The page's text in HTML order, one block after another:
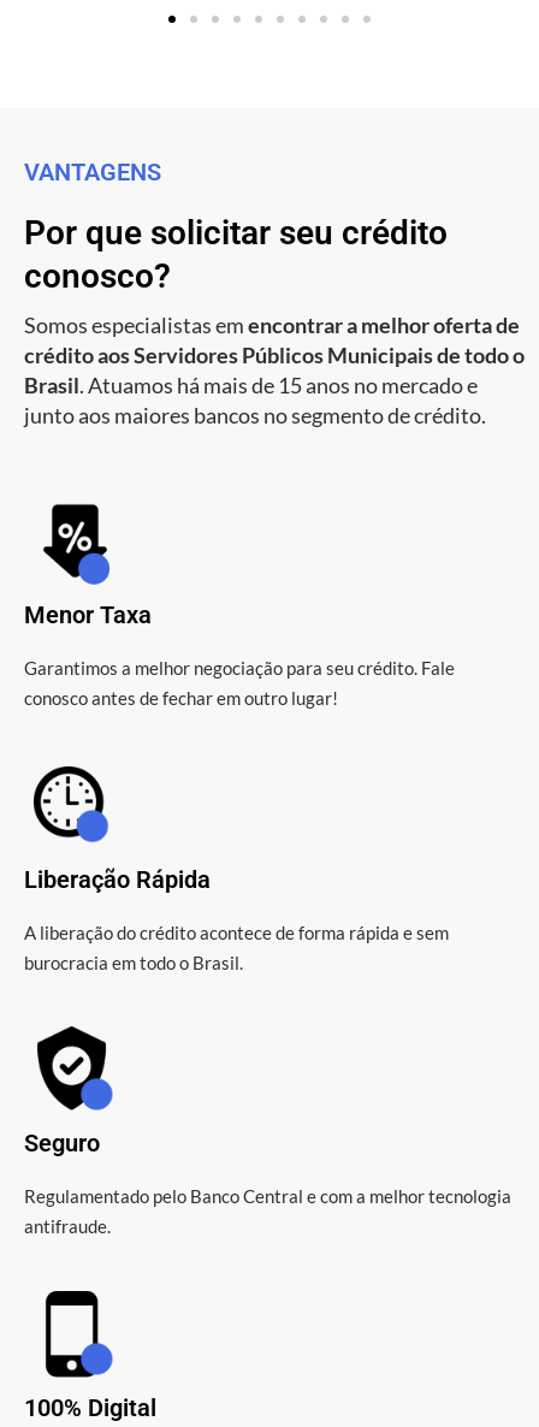
VANTAGENS
Por que solicitar seu crédito
conosco?
Somos especialistas emencontrar a melhor oferta de
crédito aos Servidores Públicos Municipais de todo o
Brasil. Atuamos há mais de 15 anos no mercado e
junto aos maiores bancos no segmento de crédito.
Menor Taxa
Garantimos a melhor negociação para seu crédito. Fale
conosco antes de fechar em outro lugar!
Liberação Rápida
A liberação do crédito acontece de forma rápida e sem
burocracia em todo o Brasil.
Seguro
Regulamentado pelo Banco Central e com a melhor tecnologia
antifraude.
100% Digital